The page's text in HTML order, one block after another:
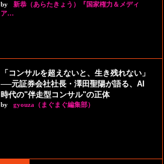
by
新恭（あらたきょう）『国家権力＆メディ
ア…
「コンサルを超えないと、生き残れない」
──元証券会社社長・澤田聖陽が語る、AI
時代の"伴走型コンサル"の正体
by gyouza（まぐまぐ編集部）